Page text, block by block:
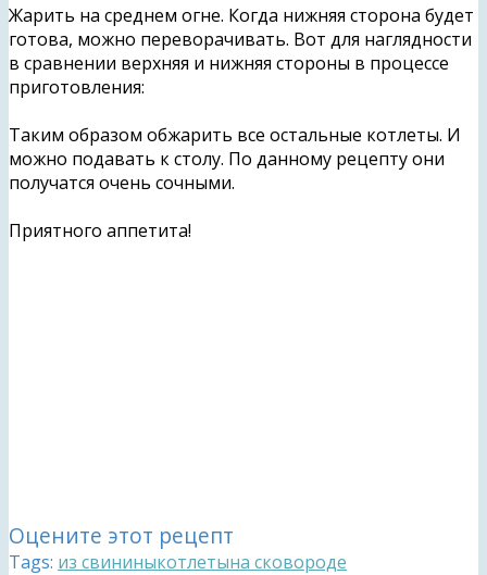
Жарить на среднем огне. Когда нижняя сторона будет
готова, можно переворачивать. Вот для наглядности
в сравнении верхняя и нижняя стороны в процессе
приготовления:
Таким образом обжарить все остальные котлеты. И
можно подавать к столу. По данному рецепту они
получатся очень сочными.
Приятного аппетита!
Оцените этот рецепт
Tags: из свининыкотлетына сковороде